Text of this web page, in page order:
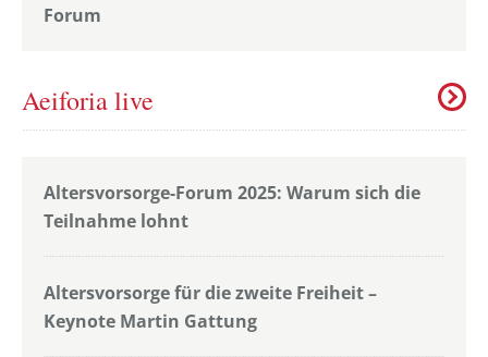
Forum
Aeiforia live
Altersvorsorge-Forum 2025: Warum sich die
Teilnahme lohnt
Altersvorsorge für die zweite Freiheit –
Keynote Martin Gattung